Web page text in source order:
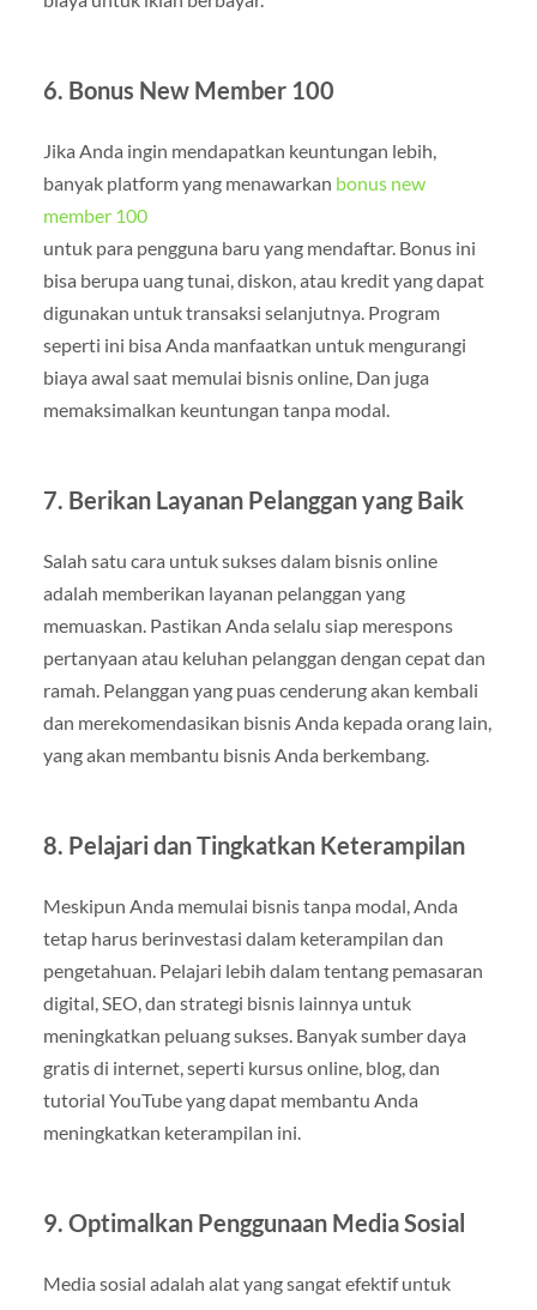
6. Bonus New Member 100
Jika Anda ingin mendapatkan keuntungan lebih,
banyak platform yang menawarkan bonus new
member 100
untuk para pengguna baru yang mendaftar. Bonus ini
bisa berupa uang tunai, diskon, atau kredit yang dapat
digunakan untuk transaksi selanjutnya. Program
seperti ini bisa Anda manfaatkan untuk mengurangi
biaya awal saat memulai bisnis online, Dan juga
memaksimalkan keuntungan tanpa modal.
7. Berikan Layanan Pelanggan yang Baik
Salah satu cara untuk sukses dalam bisnis online
adalah memberikan layanan pelanggan yang
memuaskan. Pastikan Anda selalu siap merespons
pertanyaan atau keluhan pelanggan dengan cepat dan
ramah. Pelanggan yang puas cenderung akan kembali
dan merekomendasikan bisnis Anda kepada orang lain,
yang akan membantu bisnis Anda berkembang.
8. Pelajari dan Tingkatkan Keterampilan
Meskipun Anda memulai bisnis tanpa modal, Anda
tetap harus berinvestasi dalam keterampilan dan
pengetahuan. Pelajari lebih dalam tentang pemasaran
digital, SEO, dan strategi bisnis lainnya untuk
meningkatkan peluang sukses. Banyak sumber daya
gratis di internet, seperti kursus online, blog, dan
tutorial YouTube yang dapat membantu Anda
meningkatkan keterampilan ini.
9. Optimalkan Penggunaan Media Sosial
Media sosial adalah alat yang sangat efektif untuk